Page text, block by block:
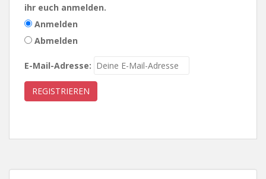
ihr euch anmelden.
Anmelden
Abmelden
E-Mail-Adresse: